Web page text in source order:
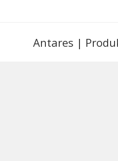
Antares |